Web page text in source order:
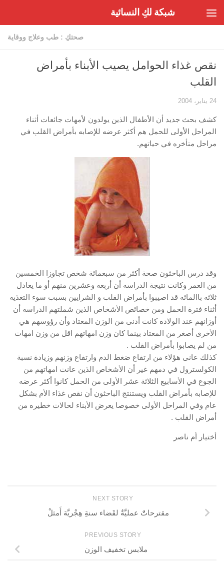
شبكة لكِ النسائية
صحتكِ : طب وعلاج ووقاية
نقص غذاء الحوامل يصيب الأبناء بأمراض
القلب
24 يناير، 2004
كشف بحث جديد أن الأطفال الذين يولدون لأمهات جائعات أثناء
المراحل الأولى للحمل هم أكثر عرضه للإصابه بأمراض القلب في
مراحل متأخره في حياتهم.
وقد درس الباحثون صحة أكثر من سبعمائة شخص تجاوزا الخمسين
من العمر وكانت نتيجة الدراسه أن أربعه وعشرين منهم أو ما يعادل
ثلاثه باالمائه قد اصيبوا بأمراض القلب و الشرايين بسبب سوء التغذيه
أثناء فترة الحمل ومن خصائص الأشخاص الذين شملتهم الدراسه أن
أوزانهم عند الولاده كانت أدنى من الوزن المعتاد وأن رؤوسهم هي
الأخرى أصغر من المعتاد بينما كان وزن امهاتهم اقل من وزن امهات
من لم يصابوا بأمراض القلب .
كذلك عانى هؤلاء من ارتفاع ضغط الدم وارتفاع وزنهم وزيادة نسبة
الكولسترول في دمهم غير أن الأشخاص الذين عانت امهاتهم من
الجوع في الأسابيع الثلاثة عشر الأولى من الحمل كانوا أكثر عرضه
للإصابه بأمراض القلب ويستنتج الباحثون أن نقص غذاء الأم بشكل
عام وفي المراحل الأولى خصوصا يعرض الأبناء لحالات خطيره من
أمراض القلب .
أختيار أم ناصر
NEXT STORY
مقترحاتٌٌ عمليَّةٌ لقَضاء سنةِ هِجْريَّة أَمثلْ
PREVIOUS STORY
ملابس تخفيف الوزن